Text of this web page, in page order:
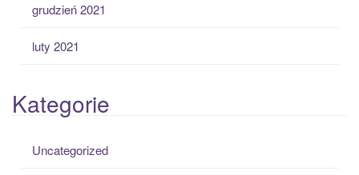
grudzień 2021
luty 2021
Kategorie
Uncategorized